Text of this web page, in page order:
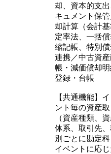
却、資本的支
キュメント保
却計算（会計
定率法、一括
縮記帳、特別
連携／中古資
帳・減価償却
登録・台帳
【共通機能】
ント毎の資産
（資産種類、
体系、取引先
別ごとに勘定
イベントに応